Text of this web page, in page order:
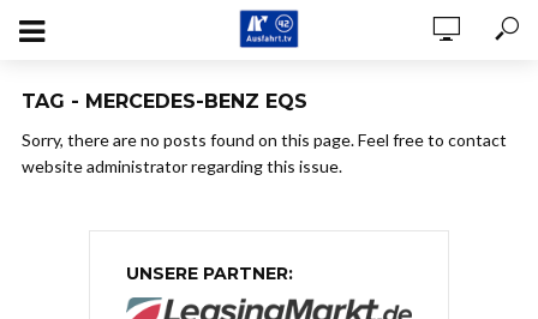
TAG - MERCEDES-BENZ EQS
Sorry, there are no posts found on this page. Feel free to contact
website administrator regarding this issue.
UNSERE PARTNER: